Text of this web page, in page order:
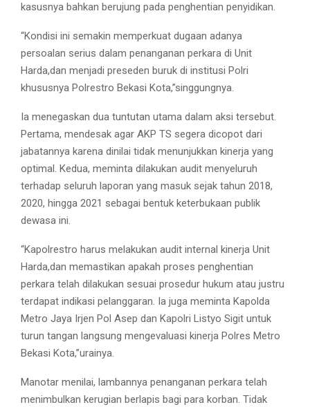
kasusnya bahkan berujung pada penghentian penyidikan.
“Kondisi ini semakin memperkuat dugaan adanya
persoalan serius dalam penanganan perkara di Unit
Harda,dan menjadi preseden buruk di institusi Polri
khususnya Polrestro Bekasi Kota,”singgungnya.
Ia menegaskan dua tuntutan utama dalam aksi tersebut.
Pertama, mendesak agar AKP TS segera dicopot dari
jabatannya karena dinilai tidak menunjukkan kinerja yang
optimal. Kedua, meminta dilakukan audit menyeluruh
terhadap seluruh laporan yang masuk sejak tahun 2018,
2020, hingga 2021 sebagai bentuk keterbukaan publik
dewasa ini.
“Kapolrestro harus melakukan audit internal kinerja Unit
Harda,dan memastikan apakah proses penghentian
perkara telah dilakukan sesuai prosedur hukum atau justru
terdapat indikasi pelanggaran. Ia juga meminta Kapolda
Metro Jaya Irjen Pol Asep dan Kapolri Listyo Sigit untuk
turun tangan langsung mengevaluasi kinerja Polres Metro
Bekasi Kota,”urainya.
Manotar menilai, lambannya penanganan perkara telah
menimbulkan kerugian berlapis bagi para korban. Tidak